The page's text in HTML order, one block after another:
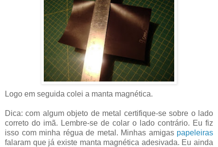
Logo em seguida colei a manta magnética.
Dica: com algum objeto de metal certifique-se sobre o lado
correto do imã. Lembre-se de colar o lado contrário. Eu fiz
isso com minha régua de metal. Minhas amigas papeleiras
falaram que já existe manta magnética adesivada. Eu ainda